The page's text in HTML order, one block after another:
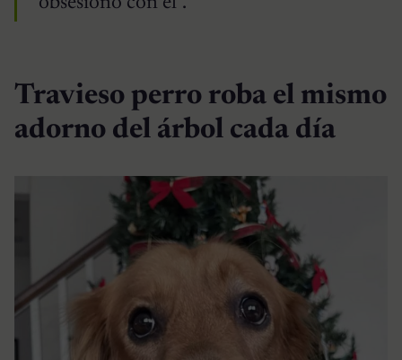
Travieso perro roba el mismo
adorno del árbol cada día